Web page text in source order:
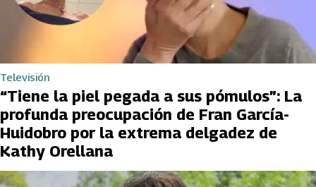
Televisión
“Tiene la piel pegada a sus pómulos”: La
profunda preocupación de Fran García-
Huidobro por la extrema delgadez de
Kathy Orellana